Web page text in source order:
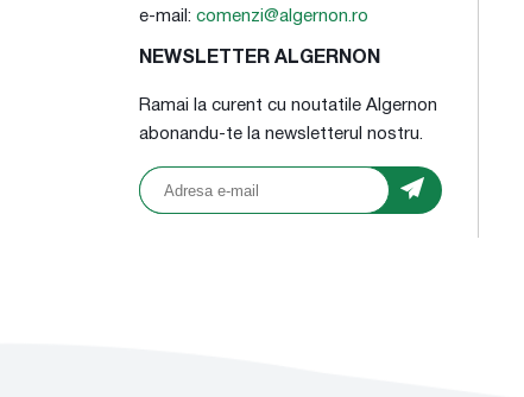
e-mail: comenzi@algernon.ro
NEWSLETTER ALGERNON
Ramai la curent cu noutatile Algernon
abonandu-te la newsletterul nostru.